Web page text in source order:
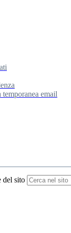
temporanea email
del sito